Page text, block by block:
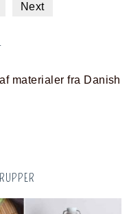
Next
materialer fra Danish